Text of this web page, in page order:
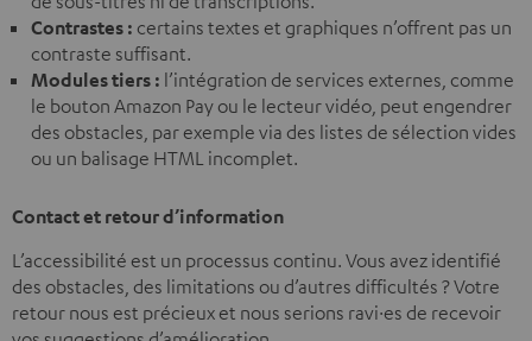
Contrastes : certains textes et graphiques n’offrent pas un
contraste suffisant.
Modules tiers : l’intégration de services externes, comme
le bouton Amazon Pay ou le lecteur vidéo, peut engendrer
des obstacles, par exemple via des listes de sélection vides
ou un balisage HTML incomplet.
Contact et retour d’information
L’accessibilité est un processus continu. Vous avez identifié
des obstacles, des limitations ou d’autres difficultés ? Votre
retour nous est précieux et nous serions ravi·es de recevoir